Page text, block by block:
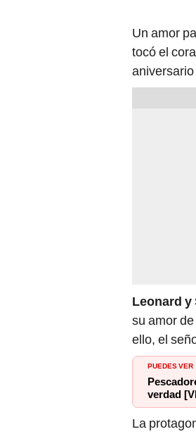
Un amor
tocó el
Leonard y
su amor de
ello, el
PUEDES VER
verdad
La